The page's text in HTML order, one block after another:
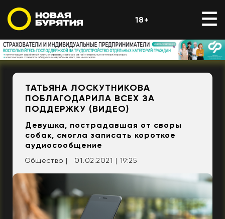
18+
ТАТЬЯНА ЛОСКУТНИКОВА
ПОБЛАГОДАРИЛА ВСЕХ ЗА
ПОДДЕРЖКУ (ВИДЕО)
Девушка, пострадавшая от своры
собак, смогла записать короткое
аудиосообщение
Общество | 01.02.2021 | 19:25